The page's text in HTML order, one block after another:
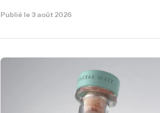
Publié le 3 août 2026